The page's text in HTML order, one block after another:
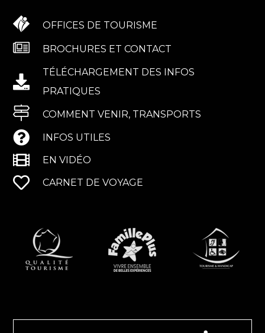
OFFICES DE TOURISME
BROCHURES ET CONTACT
TÉLÉCHARGEMENT DES INFOS
PRATIQUES
COMMENT VENIR, TRANSPORTS
INFOS UTILES
EN VIDÉO
CARNET DE VOYAGE